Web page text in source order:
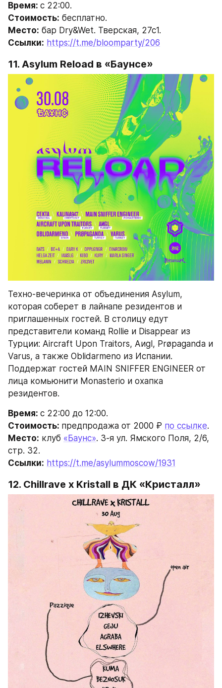
Время: с 22:00.
Стоимость: бесплатно.
Место: бар Dry&Wet. Тверская, 27с1.
Ссылки: https://t.me/bloomparty/206
11. Asylum Reload в «Баунсе»
Техно-вечеринка от объединения Asylum,
которая соберет в лайнапе резидентов и
приглашенных гостей. В столицу едут
представители команд Rollie и Disappear из
Турции: Aircraft Upon Traitors, Aиgl, Prøpaganda и
Varus, а также Oblidarmeno из Испании.
Поддержат гостей MAIN SNIFFER ENGINEER от
лица комьюнити Monasterio и охапка
резидентов.
Время: с 22:00 до 12:00.
Стоимость: предпродажа от 2000 ₽ по ссылке.
Место: клуб «Баунс». 3-я ул. Ямского Поля, 2/6,
стр. 32.
Ссылки: https://t.me/asylummoscow/1931
12. Chillrave x Kristall в ДК «Кристалл»